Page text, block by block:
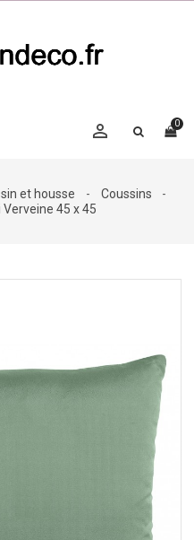
0

et housse
Coussins
45 x 45